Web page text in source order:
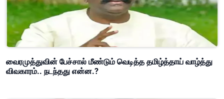
வைரமுத்துவின் பேச்சால் மீண்டும் வெடித்த தமிழ்த்தாய் வாழ்த்து
விவகாரம்.. நடந்தது என்ன.?